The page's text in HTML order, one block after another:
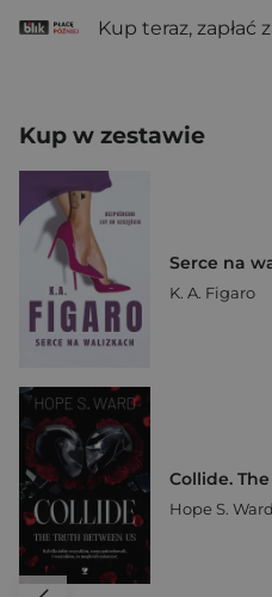
Kup teraz, zapłać
Kup w zestawie
Serce na
K. A. Figaro
Collide.
Hope S. Ward